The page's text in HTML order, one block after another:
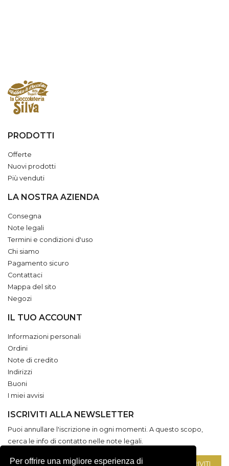
Per offrire una migliore esperienza di
PRODOTTI
Offerte
Nuovi prodotti
Più venduti
LA NOSTRA AZIENDA
Consegna
Note legali
Termini e condizioni d'uso
Chi siamo
Pagamento sicuro
Contattaci
Mappa del sito
Negozi
IL TUO ACCOUNT
Informazioni personali
Ordini
Note di credito
Indirizzi
Buoni
I miei avvisi
ISCRIVITI ALLA NEWSLETTER
Puoi annullare l'iscrizione in ogni momenti. A questo scopo,
cerca le info di contatto nelle note legali.
ISCRIVITI